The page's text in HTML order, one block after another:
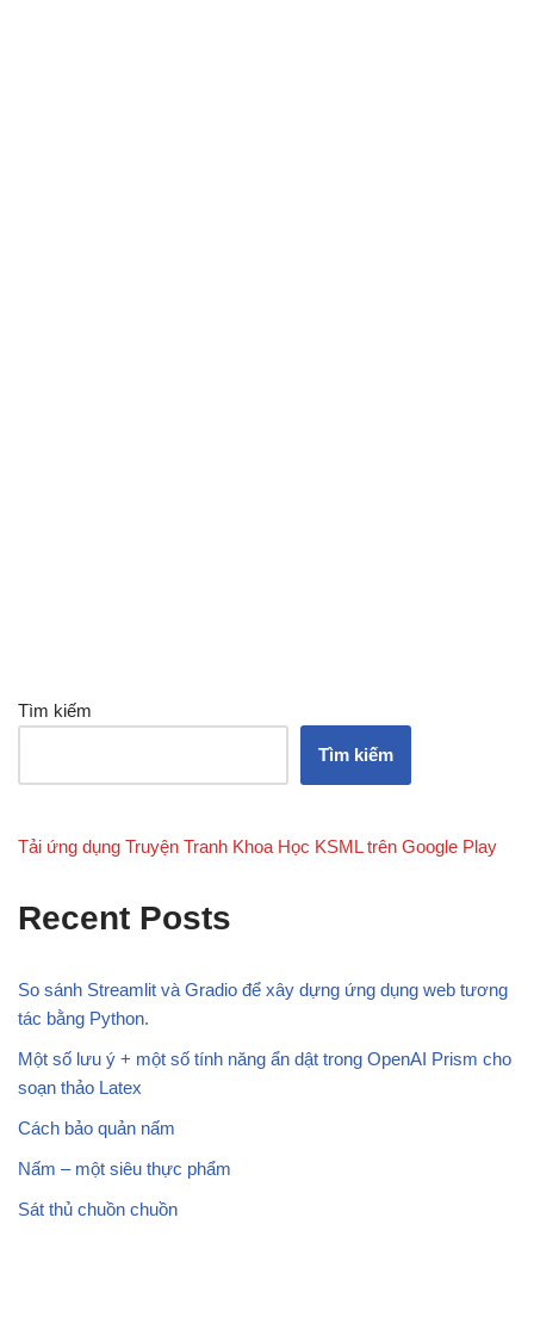
Tìm kiếm
Tìm kiếm
Tải ứng dụng Truyện Tranh Khoa Học KSML trên Google Play
Recent Posts
So sánh Streamlit và Gradio để xây dựng ứng dụng web tương
tác bằng Python.
Một số lưu ý + một số tính năng ẩn dật trong OpenAI Prism cho
soạn thảo Latex
Cách bảo quản nấm
Nấm – một siêu thực phẩm
Sát thủ chuồn chuồn